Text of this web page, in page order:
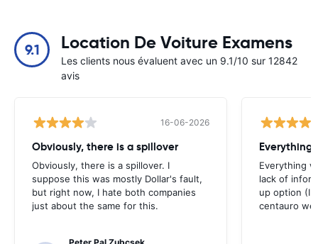
9.1 Location De Voiture Examens
Les clients nous évaluent avec un 9.1/10 sur 12842
avis
16-06-2026
Obviously, there is a spillover
Obviously, there is a spillover. I
suppose this was mostly Dollar's fault,
but right now, I hate both companies
just about the same for this.
Everything
Everything
lack of
up option (I
centauro